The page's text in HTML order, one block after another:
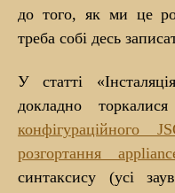
до того, як ми це
треба собі десь
У статті
докладно
конфігураційного
розгортання
синтаксису (усі